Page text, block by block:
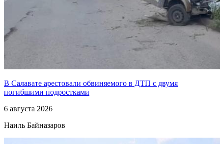
В Салавате арестовали обвиняемого в ДТП с двумя
погибшими подростками
6 августа 2026
Наиль Байназаров